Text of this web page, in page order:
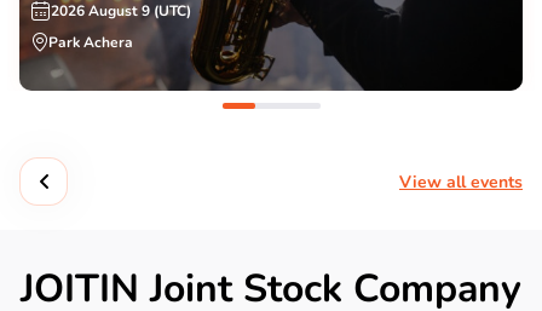
2026 August 9 (UTC)
Park Achera
View all events
JOITIN Joint Stock Company